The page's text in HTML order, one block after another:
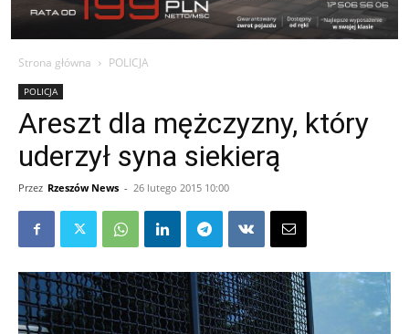
Strona główna POLICJA
POLICJA
Areszt dla mężczyzny, który
uderzył syna siekierą
Przez Rzeszów News - 26 lutego 2015 10:00